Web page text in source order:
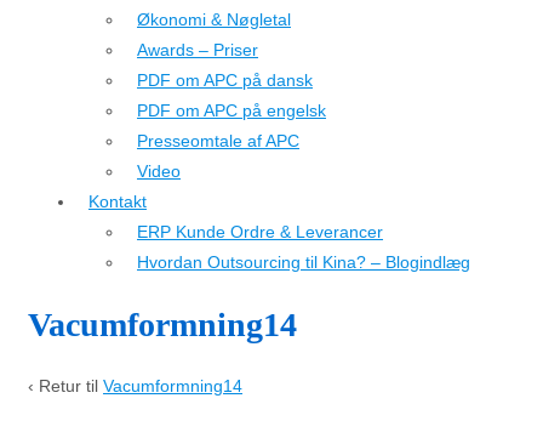
Økonomi & Nøgletal
Awards – Priser
PDF om APC på dansk
PDF om APC på engelsk
Presseomtale af APC
Video
Kontakt
ERP Kunde Ordre & Leverancer
Hvordan Outsourcing til Kina? – Blogindlæg
Vacumformning14
‹ Retur til Vacumformning14